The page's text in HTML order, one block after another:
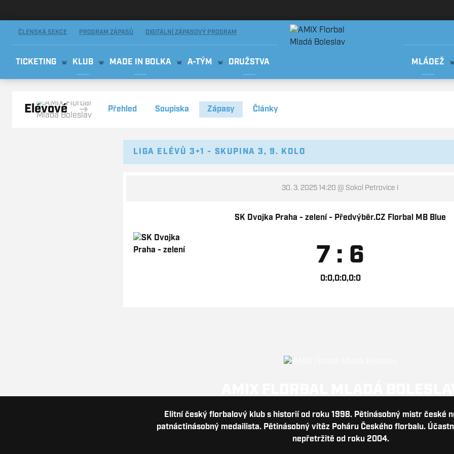
ČLENSKÁ SEKCE PROGRAM ZÁPASŮ DIGITÁLNÍ ZÁPASOVÝ PROGRAM
TICKETING KLUB MADE IN BOLKA A-TÝM DRUŽSTVA MLÁDEŽ
Elévové Přehled Soupiska Zápasy Články
LIGA ELÉVŮ 3+1 - SKUPINA 3, 9. KOLO
30. 3. 2025 14:20 @ Sokol Petrovice I
SK Dvojka Praha - zelení - Předvýběr.CZ Florbal MB Blue
7 : 6
0:0,0:0,0:0
Elitní český florbalový klub s historií od roku 1998. Pětinásobný mistr české
patnáctinásobný medailista. Pětinásobný vítěz Poháru Českého florbalu.
nepřetržitě od roku 2004.